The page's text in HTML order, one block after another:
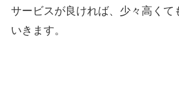
サービスが良ければ、少々高くて
いきます。